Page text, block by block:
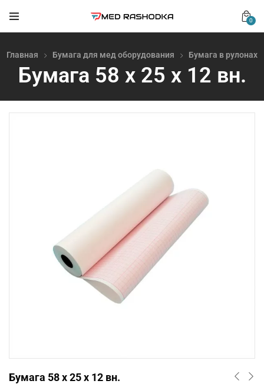
0
Главная Бумага для мед оборудования Бумага в рулонах
Бумага 58 х 25 х 12 вн.
Бумага 58 х 25 х 12 вн.